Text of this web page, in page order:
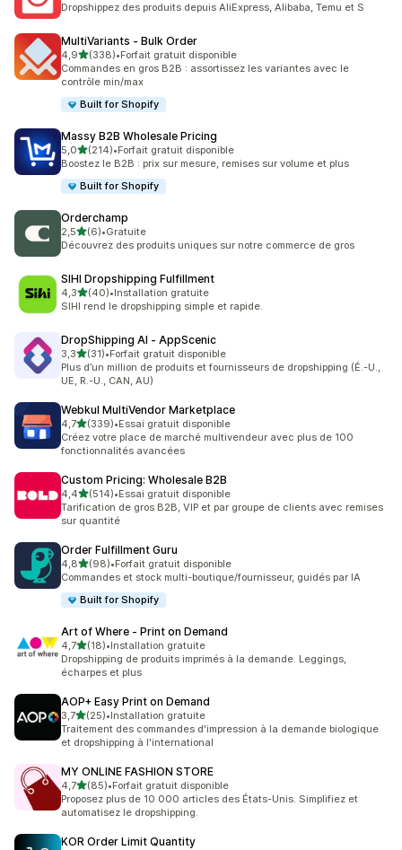
Dropshippez des produits depuis AliExpress, Alibaba, Temu et S
MultiVariants ‑ Bulk Order
4,9étoile(s) sur 5
(338)
338 avis au total
•Forfait gratuit disponible
Commandes en gros B2B : assortissez les variantes avec le
contrôle min/max
Built for Shopify
Massy B2B Wholesale Pricing
5,0étoile(s) sur 5
(214)
214 avis au total
•Forfait gratuit disponible
Boostez le B2B : prix sur mesure, remises sur volume et plus
Built for Shopify
Orderchamp
2,5étoile(s) sur 5
(6)
6 avis au total
•Gratuite
Découvrez des produits uniques sur notre commerce de gros
SIHI Dropshipping Fulfillment
4,3étoile(s) sur 5
(40)
40 avis au total
•Installation gratuite
SIHI rend le dropshipping simple et rapide.
DropShipping AI ‑ AppScenic
3,3étoile(s) sur 5
(31)
31 avis au total
•Forfait gratuit disponible
Plus d’un million de produits et fournisseurs de dropshipping (É.-U.,
UE, R.-U., CAN, AU)
Webkul MultiVendor Marketplace
4,7étoile(s) sur 5
(339)
339 avis au total
•Essai gratuit disponible
Créez votre place de marché multivendeur avec plus de 100
fonctionnalités avancées
Custom Pricing: Wholesale B2B
4,4étoile(s) sur 5
(514)
514 avis au total
•Essai gratuit disponible
Tarification de gros B2B, VIP et par groupe de clients avec remises
sur quantité
Order Fulfillment Guru
4,8étoile(s) sur 5
(98)
98 avis au total
•Forfait gratuit disponible
Commandes et stock multi-boutique/fournisseur, guidés par IA
Built for Shopify
Art of Where ‑ Print on Demand
4,7étoile(s) sur 5
(18)
18 avis au total
•Installation gratuite
Dropshipping de produits imprimés à la demande. Leggings,
écharpes et plus
AOP+ Easy Print on Demand
3,7étoile(s) sur 5
(25)
25 avis au total
•Installation gratuite
Traitement des commandes d'impression à la demande biologique
et dropshipping à l'international
MY ONLINE FASHION STORE
4,7étoile(s) sur 5
(85)
85 avis au total
•Forfait gratuit disponible
Proposez plus de 10 000 articles des États-Unis. Simplifiez et
automatisez le dropshipping.
KOR Order Limit Quantity